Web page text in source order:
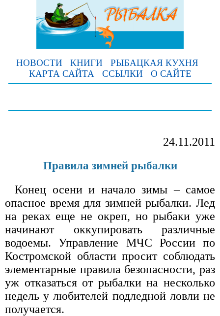
НОВОСТИ КНИГИ
РЫБАЦКАЯ КУХНЯ
КАРТА САЙТА
ССЫЛКИ О САЙТЕ
24.11.2011
Правила зимней рыбалки
Конец осени и начало зимы – самое
опасное время для зимней рыбалки. Лед
на реках еще не окреп, но рыбаки уже
начинают оккупировать различные
водоемы. Управление МЧС России по
Костромской области просит соблюдать
элементарные правила безопасности, раз
уж отказаться от рыбалки на несколько
недель у любителей подледной ловли не
получается.